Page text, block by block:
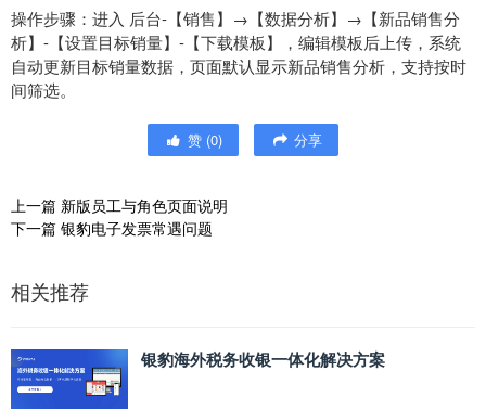
操作步骤：进入 后台-【销售】→【数据分析】→【新品销售分
析】-【设置目标销量】-【下载模板】，编辑模板后上传，系统
自动更新目标销量数据，页面默认显示新品销售分析，支持按时
间筛选。
赞 (0) 分享
上一篇 新版员工与角色页面说明
下一篇 银豹电子发票常遇问题
相关推荐
银豹海外税务收银一体化解决方案